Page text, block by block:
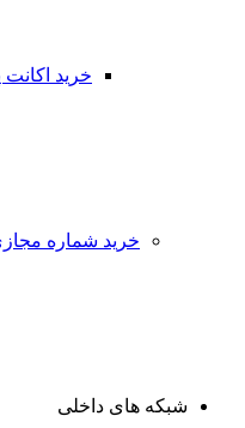
خرید اکانت
خرید شماره
شبکه های داخلی